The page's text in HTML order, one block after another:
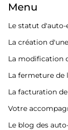
Menu
Le statut
La création
La modification
La fermeture de
La facturation
Votre
Le blog des